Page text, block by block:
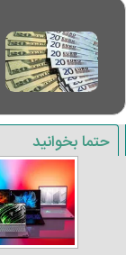
حتما بخوانید